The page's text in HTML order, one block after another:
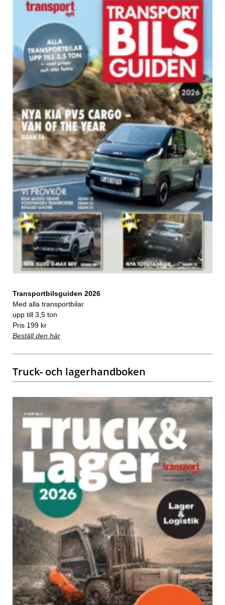
Transportbilsguiden 2026
Med alla transportbilar
upp till 3,5 ton
Pris 199 kr
Beställ den här
Truck- och lagerhandboken